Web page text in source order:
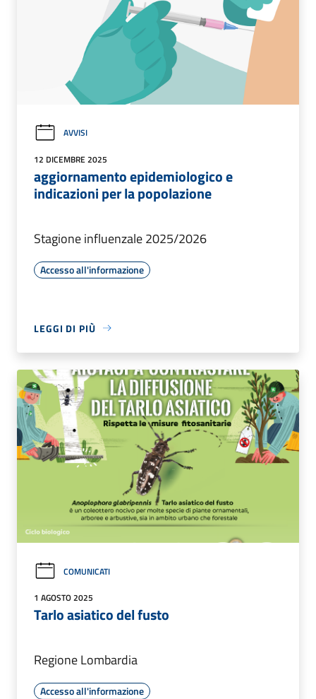
AVVISI
12 DICEMBRE 2025
aggiornamento epidemiologico e
indicazioni per la popolazione
Stagione influenzale 2025/2026
Accesso all'informazione
LEGGI DI PIÙ
COMUNICATI
1 AGOSTO 2025
Tarlo asiatico del fusto
Regione Lombardia
Accesso all'informazione